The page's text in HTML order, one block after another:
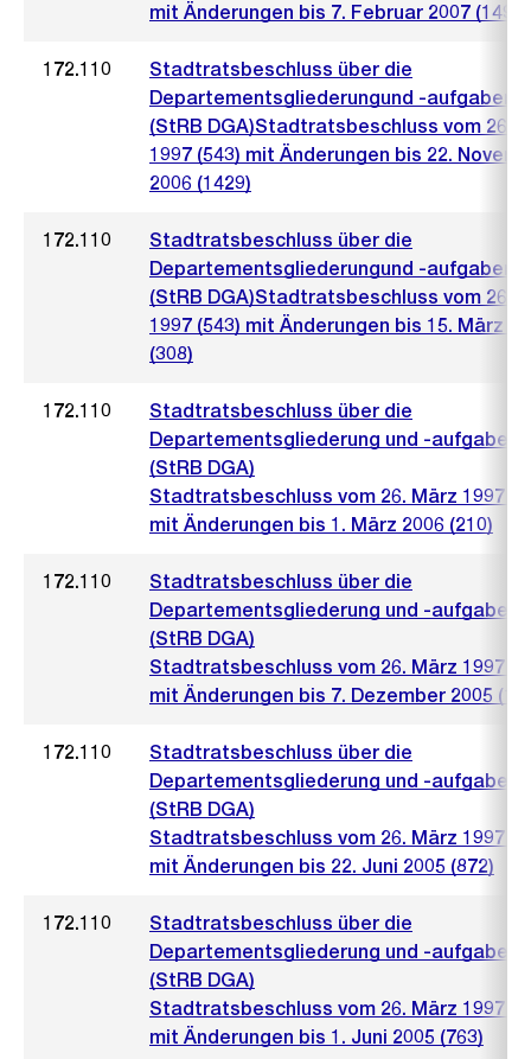
mit Änderungen bis 7. Februar 2007 (149)
172.110
Stadtratsbeschluss über die
Departementsgliederungund -aufgaben
(StRB DGA)Stadtratsbeschluss vom 26.
1997 (543) mit Änderungen bis 22.
2006 (1429)
172.110
Stadtratsbeschluss über die
Departementsgliederungund -aufgaben
(StRB DGA)Stadtratsbeschluss vom 26.
1997 (543) mit Änderungen bis 15. März
(308)
172.110
Stadtratsbeschluss über die
Departementsgliederung und -aufgaben
(StRB DGA)
Stadtratsbeschluss vom 26. März 1997
mit Änderungen bis 1. März 2006 (210)
172.110
Stadtratsbeschluss über die
Departementsgliederung und -aufgaben
(StRB DGA)
Stadtratsbeschluss vom 26. März 1997
mit Änderungen bis 7. Dezember 2005
172.110
Stadtratsbeschluss über die
Departementsgliederung und -aufgaben
(StRB DGA)
Stadtratsbeschluss vom 26. März 1997
mit Änderungen bis 22. Juni 2005 (872)
172.110
Stadtratsbeschluss über die
Departementsgliederung und -aufgaben
(StRB DGA)
Stadtratsbeschluss vom 26. März 1997
mit Änderungen bis 1. Juni 2005 (763)